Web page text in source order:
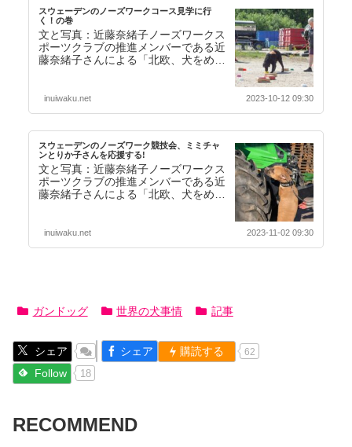
スウェーデンのノーズワークコース見学に行
く！の巻
文と写真：近藤奈緒子ノーズワークス
ポーツクラブの推進メンバーである近
藤奈緒子さんによる「北欧、犬をめぐ
inuiwaku.net 2023-10-12 09:30
スウェーデンのノーズワーク競技会、ミミチャ
ンとりか子さんを応援する!
文と写真：近藤奈緒子ノーズワークス
ポーツクラブの推進メンバーである近
藤奈緒子さんによる「北欧、犬をめぐ
inuiwaku.net 2023-11-02 09:30
ガンドッグ 世界の犬事情 記事
シェア シェア 購読する 62
Follow 18
RECOMMEND